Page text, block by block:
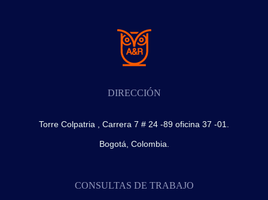
DIRECCIÓN
Torre Colpatria , Carrera 7 # 24 -89 oficina 37 -01.
Bogotá, Colombia.
CONSULTAS DE TRABAJO